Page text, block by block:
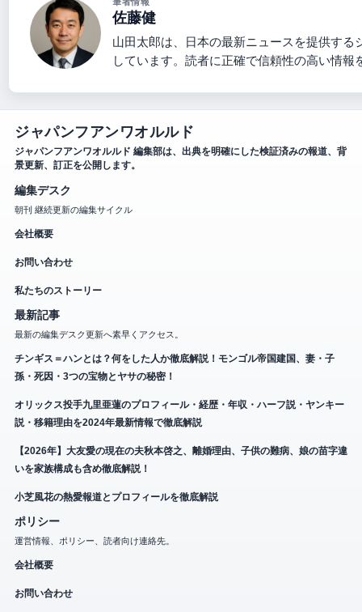
佐藤健
山田太郎は、日本の最新ニュースを提供す
しています。読者に正確で信頼性の高い情
ジャパンフアンワオルルド
ジャパンフアンワオルルド 編集部は、出典を明確にした検証済みの報道、背
景更新、訂正を公開します。
編集デスク
朝刊 継続更新の編集サイクル
会社概要
お問い合わせ
私たちのストーリー
最新記事
最新の編集デスク更新へ素早くアクセス。
チンギス＝ハンとは？何をした人か徹底解説！モンゴル帝国建国、妻・子
孫・死因・3つの宝物とヤサの秘密！
オリックス投手九里亜蓮のプロフィール・経歴・年収・ハーフ説・ヤンキー
説・移籍理由を2024年最新情報で徹底解説
【2026年】大友愛の現在の夫秋本啓之、離婚理由、子供の難病、娘の苗字違
いを家族構成も含め徹底解説！
小芝風花の熱愛報道とプロフィールを徹底解説
ポリシー
運営情報、ポリシー、読者向け連絡先。
会社概要
お問い合わせ